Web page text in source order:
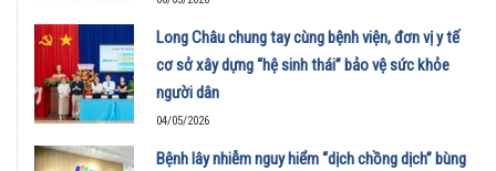
Long Châu chung tay cùng bệnh viện, đơn vị y tế
cơ sở xây dựng “hệ sinh thái” bảo vệ sức khỏe
người dân
04/05/2026
Bệnh lây nhiễm nguy hiểm “dịch chồng dịch” bùng